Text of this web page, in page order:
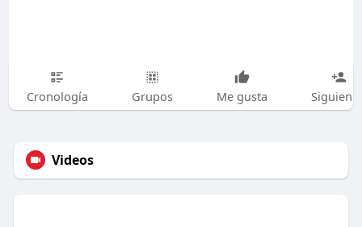
Cronología Grupos Me gusta
Videos